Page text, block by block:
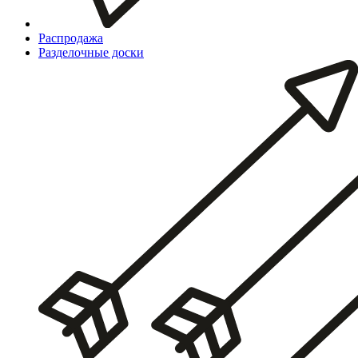
Распродажа
Разделочные доски